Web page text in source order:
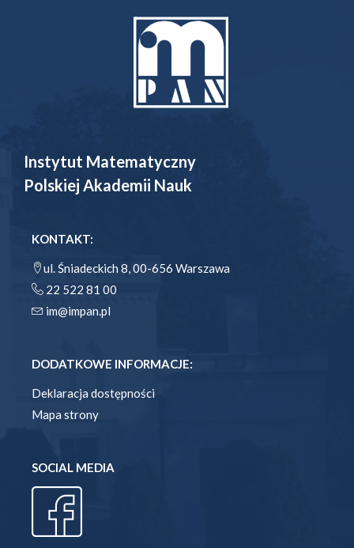
Instytut Matematyczny
Polskiej Akademii Nauk
KONTAKT:
ul. Śniadeckich 8, 00-656 Warszawa
22 522 81 00
im@impan.pl
DODATKOWE INFORMACJE:
Deklaracja dostępności
Mapa strony
SOCIAL MEDIA